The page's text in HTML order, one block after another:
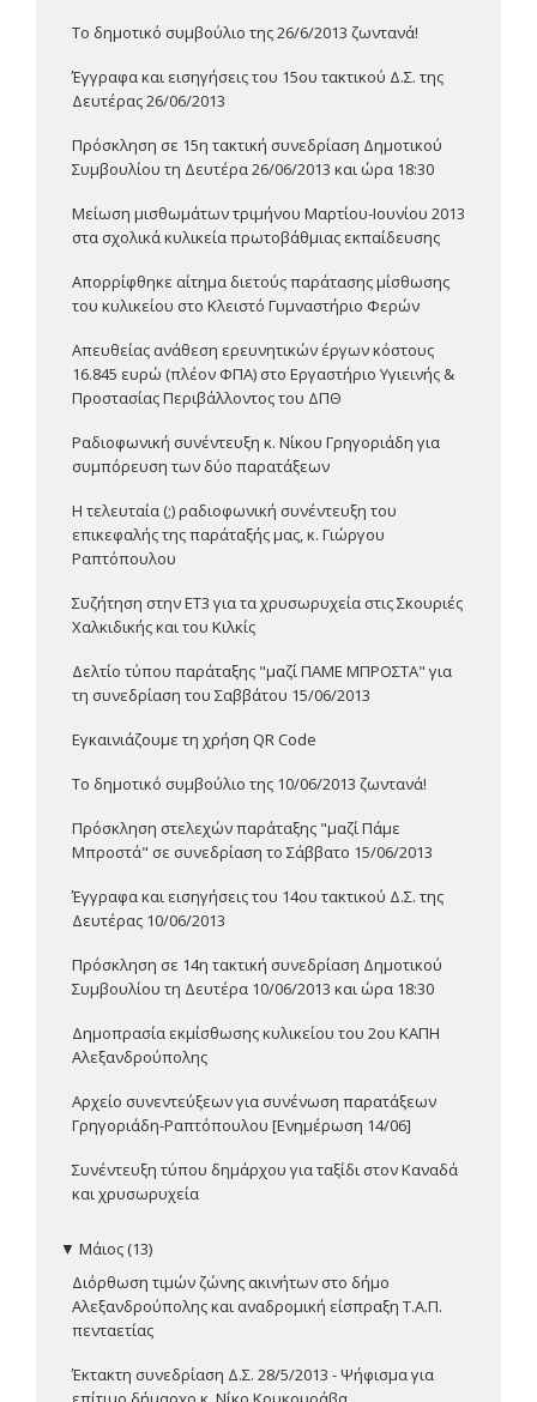
Το δημοτικό συμβούλιο της 26/6/2013 ζωντανά!
Έγγραφα και εισηγήσεις του 15ου τακτικού Δ.Σ. της
Δευτέρας 26/06/2013
Πρόσκληση σε 15η τακτική συνεδρίαση Δημοτικού
Συμβουλίου τη Δευτέρα 26/06/2013 και ώρα 18:30
Μείωση μισθωμάτων τριμήνου Μαρτίου-Ιουνίου 2013
στα σχολικά κυλικεία πρωτοβάθμιας εκπαίδευσης
Απορρίφθηκε αίτημα διετούς παράτασης μίσθωσης
του κυλικείου στο Κλειστό Γυμναστήριο Φερών
Απευθείας ανάθεση ερευνητικών έργων κόστους
16.845 ευρώ (πλέον ΦΠΑ) στο Εργαστήριο Υγιεινής &
Προστασίας Περιβάλλοντος του ΔΠΘ
Ραδιοφωνική συνέντευξη κ. Νίκου Γρηγοριάδη για
συμπόρευση των δύο παρατάξεων
Η τελευταία (;) ραδιοφωνική συνέντευξη του
επικεφαλής της παράταξής μας, κ. Γιώργου
Ραπτόπουλου
Συζήτηση στην ΕΤ3 για τα χρυσωρυχεία στις Σκουριές
Χαλκιδικής και του Κιλκίς
Δελτίο τύπου παράταξης "μαζί ΠΑΜΕ ΜΠΡΟΣΤΑ" για
τη συνεδρίαση του Σαββάτου 15/06/2013
Εγκαινιάζουμε τη χρήση QR Code
Το δημοτικό συμβούλιο της 10/06/2013 ζωντανά!
Πρόσκληση στελεχών παράταξης "μαζί Πάμε
Μπροστά" σε συνεδρίαση το Σάββατο 15/06/2013
Έγγραφα και εισηγήσεις του 14ου τακτικού Δ.Σ. της
Δευτέρας 10/06/2013
Πρόσκληση σε 14η τακτική συνεδρίαση Δημοτικού
Συμβουλίου τη Δευτέρα 10/06/2013 και ώρα 18:30
Δημοπρασία εκμίσθωσης κυλικείου του 2ου ΚΑΠΗ
Αλεξανδρούπολης
Αρχείο συνεντεύξεων για συνένωση παρατάξεων
Γρηγοριάδη-Ραπτόπουλου [Ενημέρωση 14/06]
Συνέντευξη τύπου δημάρχου για ταξίδι στον Καναδά
και χρυσωρυχεία
▼ Μάιος (13)
Διόρθωση τιμών ζώνης ακινήτων στο δήμο
Αλεξανδρούπολης και αναδρομική είσπραξη Τ.Α.Π.
πενταετίας
Έκτακτη συνεδρίαση Δ.Σ. 28/5/2013 - Ψήφισμα για